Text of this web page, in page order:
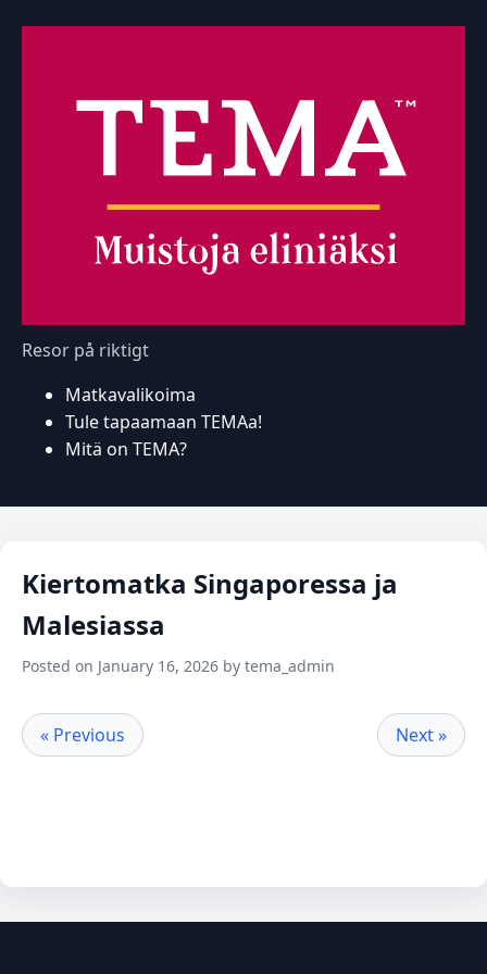
Resor på riktigt
Matkavalikoima
Tule tapaamaan TEMAa!
Mitä on TEMA?
Kiertomatka Singaporessa ja
Malesiassa
Posted on January 16, 2026 by tema_admin
« Previous Next »